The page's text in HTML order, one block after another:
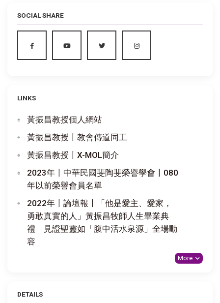
SOCIAL SHARE
LINKS
黃振昌教授個人網站
黃振昌教授〡教會傳道同工
黃振昌教授〡X-MOL簡介
2023年〡中華民國斐陶斐榮譽學會〡080
年以前榮譽會員名單
2022年〡論壇報〡「他是愛主、愛家，
勇敢真實的人」黃振昌牧師人生畢業典
禮 見證聖靈如「腹中活水泉源」全場動
容
More
DETAILS